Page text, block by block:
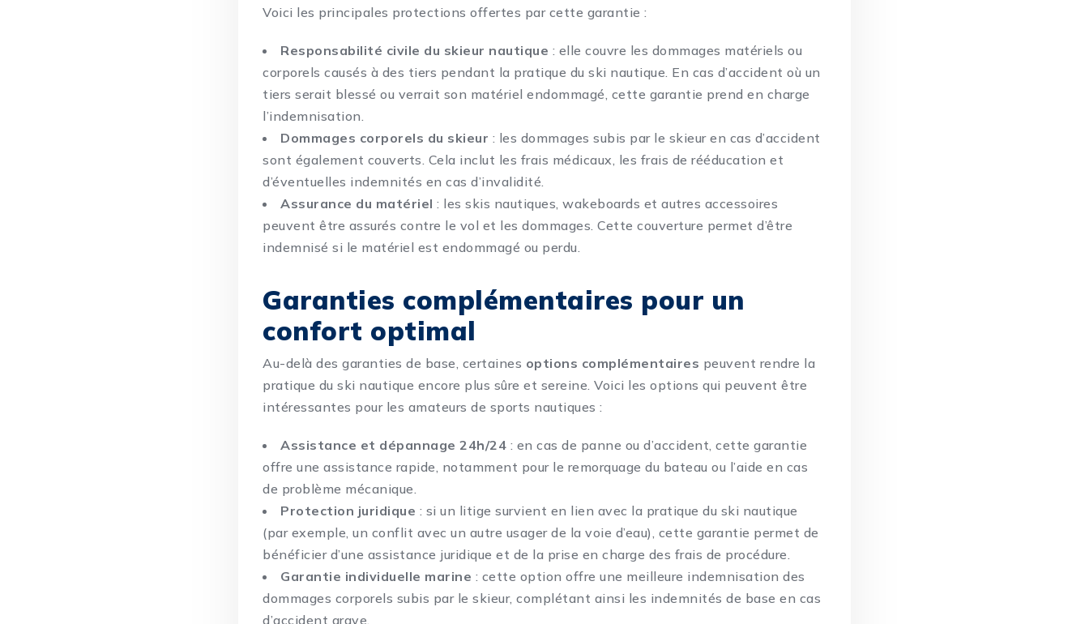
Voici les principales protections offertes par cette garantie :
Responsabilité civile du skieur nautique : elle couvre les dommages matériels ou
corporels causés à des tiers pendant la pratique du ski nautique. En cas d’accident où un
tiers serait blessé ou verrait son matériel endommagé, cette garantie prend en charge
l’indemnisation.
Dommages corporels du skieur : les dommages subis par le skieur en cas d’accident
sont également couverts. Cela inclut les frais médicaux, les frais de rééducation et
d’éventuelles indemnités en cas d’invalidité.
Assurance du matériel : les skis nautiques, wakeboards et autres accessoires
peuvent être assurés contre le vol et les dommages. Cette couverture permet d’être
indemnisé si le matériel est endommagé ou perdu.
Garanties complémentaires pour un
confort optimal
Au-delà des garanties de base, certaines options complémentaires peuvent rendre la
pratique du ski nautique encore plus sûre et sereine. Voici les options qui peuvent être
intéressantes pour les amateurs de sports nautiques :
Assistance et dépannage 24h/24 : en cas de panne ou d’accident, cette garantie
offre une assistance rapide, notamment pour le remorquage du bateau ou l’aide en cas
de problème mécanique.
Protection juridique : si un litige survient en lien avec la pratique du ski nautique
(par exemple, un conflit avec un autre usager de la voie d’eau), cette garantie permet de
bénéficier d’une assistance juridique et de la prise en charge des frais de procédure.
Garantie individuelle marine : cette option offre une meilleure indemnisation des
dommages corporels subis par le skieur, complétant ainsi les indemnités de base en cas
d’accident grave.